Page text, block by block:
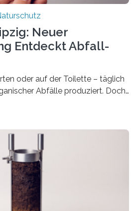
Neuer
Entdeckt Abfall-
oder auf der Toilette – täglich
Abfälle produziert. Doch
können, wenn sie in
wichtig ist, zeigt der vom
und der
konzipierte und am 24. Oktober
Stadtrundgang „KreisLauf“. Er
Stadtgebiet…